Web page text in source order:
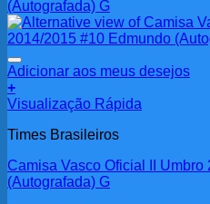
Adicionar aos meus desejos
+
Visualização Rápida
Times Brasileiros
Camisa Vasco Oficial II
(Autografada) G